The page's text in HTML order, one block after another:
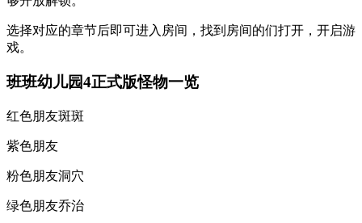
选择对应的章节后即可进入房间，找到房间的们打开，开启游
戏。
班班幼儿园4正式版怪物一览
红色朋友斑斑
紫色朋友
粉色朋友洞穴
绿色朋友乔治